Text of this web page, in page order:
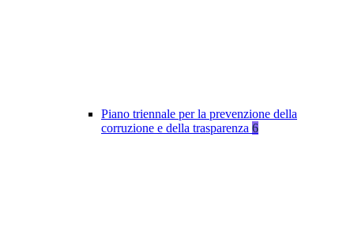
Piano triennale per la prevenzione della
corruzione e della trasparenza 6